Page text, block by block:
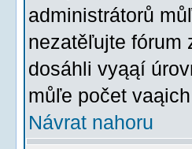
administrátorů
nezatěľujte fórum
dosáhli vyąąí
můľe počet
Návrat nahoru